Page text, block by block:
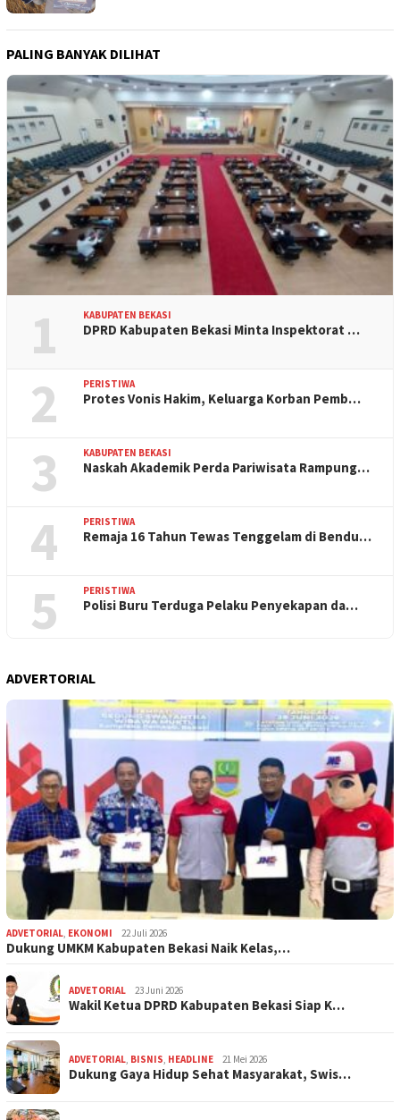
PALING BANYAK DILIHAT
1 KABUPATEN BEKASI
DPRD Kabupaten Bekasi Minta Inspektorat …
2 PERISTIWA
Protes Vonis Hakim, Keluarga Korban Pemb…
3 KABUPATEN BEKASI
Naskah Akademik Perda Pariwisata Rampung…
4 PERISTIWA
Remaja 16 Tahun Tewas Tenggelam di Bendu…
5 PERISTIWA
Polisi Buru Terduga Pelaku Penyekapan da…
ADVERTORIAL
ADVETORIAL EKONOMI 22 Juli 2026
Dukung UMKM Kabupaten Bekasi Naik Kelas,…
ADVETORIAL 23 Juni 2026
Wakil Ketua DPRD Kabupaten Bekasi Siap K…
ADVETORIAL BISNIS HEADLINE 21 Mei 2026
Dukung Gaya Hidup Sehat Masyarakat, Swis…